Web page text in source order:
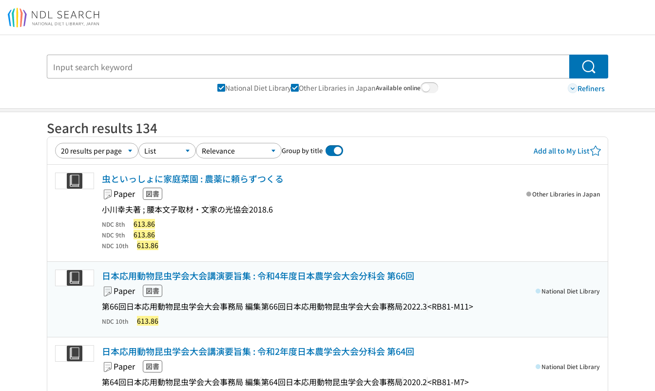
Jump to main content
Search
National Diet Library Other Libraries in JapanAvailable online Refiners
Search results 134
Group by title Add all to My List
虫といっしょに家庭菜園 : 農薬に頼らずつくる
Paper 図書
小川幸夫著 ; 腰本文子取材・文家の光協会2018.6
Other Libraries in Japan
NDC 8th 613.86
NDC 9th 613.86
NDC 10th 613.86
日本応用動物昆虫学会大会講演要旨集 : 令和4年度日本農学会大会分科会 第66回
Paper 図書
第66回日本応用動物昆虫学会大会事務局 編集第66回日本応用動物昆虫学会大会事務局2022.3<RB81-M11>
National Diet Library
NDC 10th 613.86
日本応用動物昆虫学会大会講演要旨集 : 令和2年度日本農学会大会分科会 第64回
Paper 図書
第64回日本応用動物昆虫学会大会事務局 編集第64回日本応用動物昆虫学会大会事務局2020.2<RB81-M7>
National Diet Library